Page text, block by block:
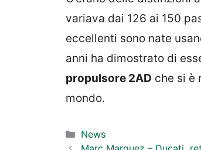
variava dai 126 ai 150
eccellenti sono nate
anni ha dimostrato di
propulsore 2AD che si è
mondo.
Categorie
News